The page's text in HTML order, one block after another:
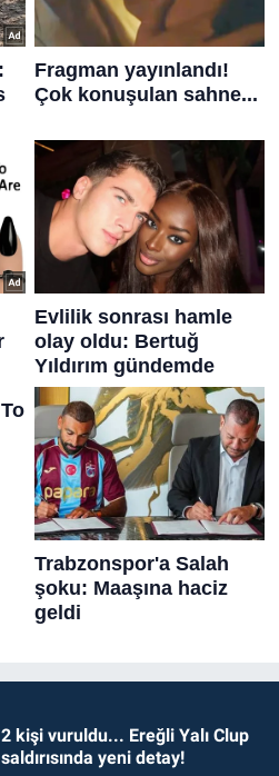
2 kişi vuruldu... Ereğli Yalı Clup
saldırısında yeni detay!